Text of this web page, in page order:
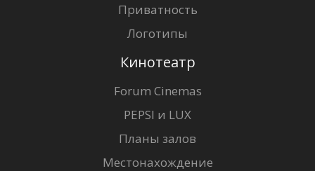
Приватность
Логотипы
Кинотеатр
Forum Cinemas
PEPSI и LUX
Планы залов
Местонахождение